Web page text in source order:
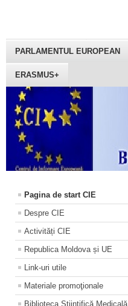
PARLAMENTUL EUROPEAN
ERASMUS+
Pagina de start CIE
Despre CIE
Activități CIE
Republica Moldova și UE
Link-uri utile
Materiale promoţionale
Biblioteca Științifică Medicală